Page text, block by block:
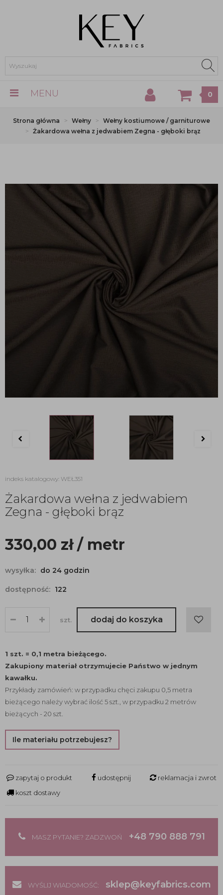
MENU 0
Strona główna Wełny
Wełny kostiumowe / garniturowe
Żakardowa wełna z jedwabiem Zegna - głęboki brąz
indeks katalogowy: WEŁ351
Żakardowa wełna z jedwabiem
Zegna - głęboki brąz
330,00 zł/ metr
wysyłka: do 24 godzin
dostępność: 122
szt. dodaj do koszyka
1 szt. = 0,1 metra bieżącego.
Zakupiony materiał otrzymujecie Państwo w jednym
kawałku.
Przykłady zamówień: w przypadku chęci zakupu 0,5 metra
bieżącego należy wybrać ilość 5 szt., w przypadku 2 metrów
bieżących - 20 szt.
Ile materiału potrzebujesz?
zapytaj o produkt udostępnij
reklamacja i zwrot
koszt dostawy
MASZ PYTANIE? ZADZWOŃ +48 790 888 791
WYŚLIJ WIADOMOŚĆ: sklep@keyfabrics.com